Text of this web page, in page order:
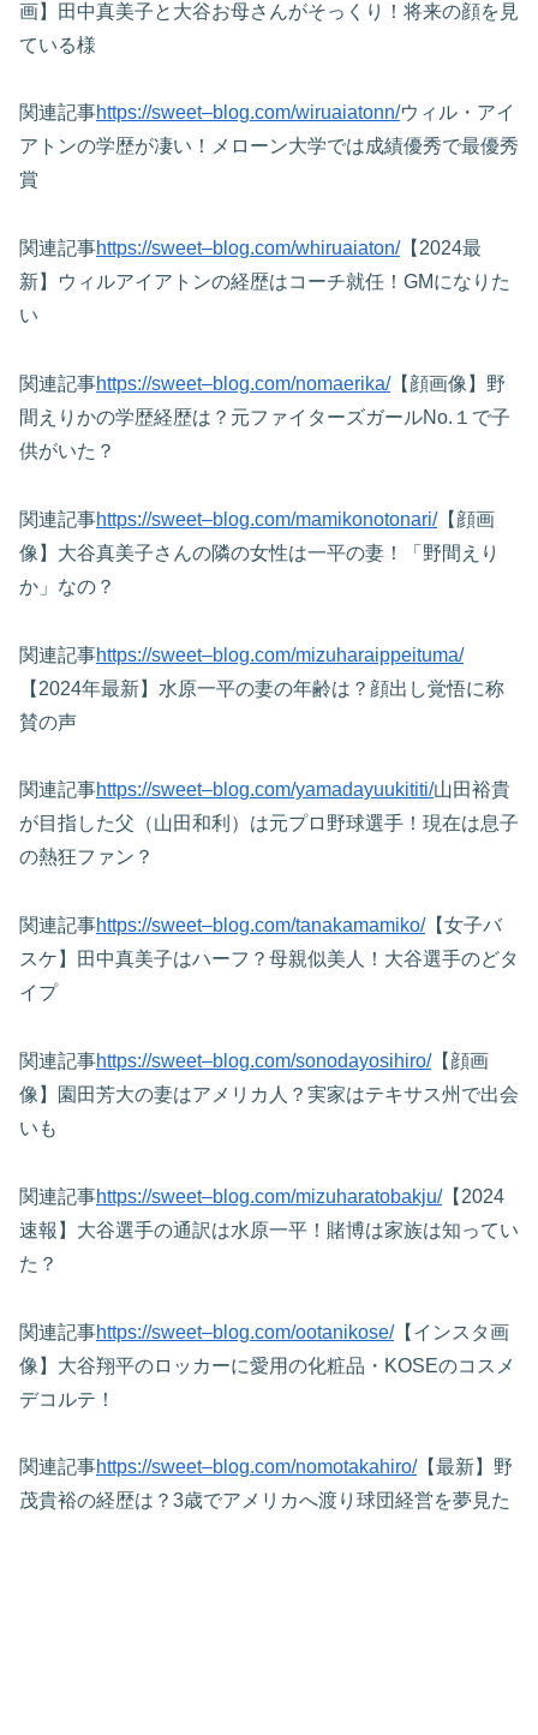
画】田中真美子と大谷お母さんがそっくり！将来の顔を見
ている様
関連記事https://sweet–blog.com/wiruaiatonn/ウィル・アイ
アトンの学歴が凄い！メローン大学では成績優秀で最優秀
賞
関連記事https://sweet–blog.com/whiruaiaton/【2024最
新】ウィルアイアトンの経歴はコーチ就任！GMになりた
い
関連記事https://sweet–blog.com/nomaerika/【顔画像】野
間えりかの学歴経歴は？元ファイターズガールNo.１で子
供がいた？
関連記事https://sweet–blog.com/mamikonotonari/【顔画
像】大谷真美子さんの隣の女性は一平の妻！「野間えり
か」なの？
関連記事https://sweet–blog.com/mizuharaippeituma/
【2024年最新】水原一平の妻の年齢は？顔出し覚悟に称
賛の声
関連記事https://sweet–blog.com/yamadayuukititi/山田裕貴
が目指した父（山田和利）は元プロ野球選手！現在は息子
の熱狂ファン？
関連記事https://sweet–blog.com/tanakamamiko/【女子バ
スケ】田中真美子はハーフ？母親似美人！大谷選手のどタ
イプ
関連記事https://sweet–blog.com/sonodayosihiro/【顔画
像】園田芳大の妻はアメリカ人？実家はテキサス州で出会
いも
関連記事https://sweet–blog.com/mizuharatobakju/【2024
速報】大谷選手の通訳は水原一平！賭博は家族は知ってい
た？
関連記事https://sweet–blog.com/ootanikose/【インスタ画
像】大谷翔平のロッカーに愛用の化粧品・KOSEのコスメ
デコルテ！
関連記事https://sweet–blog.com/nomotakahiro/【最新】野
茂貴裕の経歴は？3歳でアメリカへ渡り球団経営を夢見た